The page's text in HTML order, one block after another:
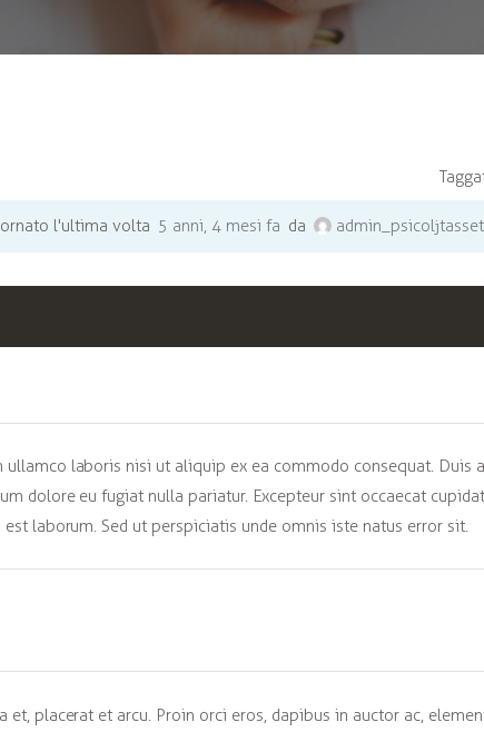
l'ultima volta 5 anni, 4 mesi fa da
laboris nisi ut aliquip ex ea commodo consequat. Duis
dolore eu fugiat nulla pariatur. Excepteur sint occaecat
laborum. Sed ut perspiciatis unde omnis iste natus error sit.
placerat et arcu. Proin orci eros, dapibus in auctor ac,